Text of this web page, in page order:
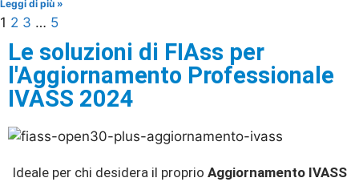
Leggi di più »
1 2 3 … 5
Le soluzioni di FIAss per
l'Aggiornamento Professionale
IVASS 2024
Ideale per chi desidera il proprio Aggiornamento IVASS